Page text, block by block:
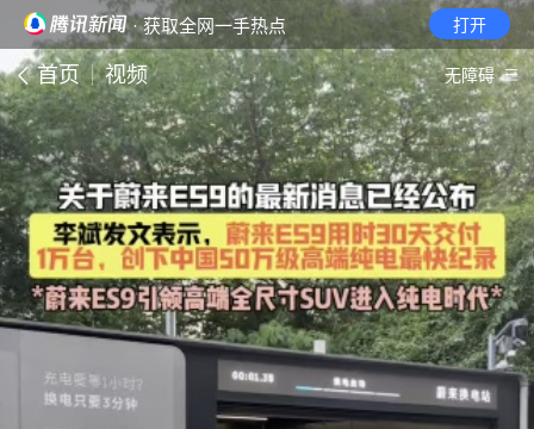
· 获取全网一手热点 打开
首页 视频 无障碍